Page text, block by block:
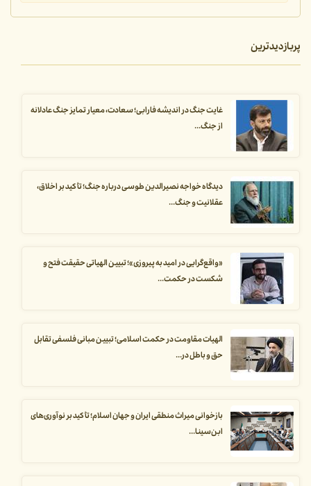
پربازدیدترین
غایت جنگ در اندیشه فارابی؛ سعادت، معیار تمایز جنگ عادلانه
از جنگ...
دیدگاه خواجه نصیرالدین طوسی درباره جنگ؛ تأکید بر اخلاق،
عقلانیت و جنگ...
«واقع‌گرایی در امید به پیروزی»؛ تبیین الهیاتی حقیقت فتح و
شکست در حکمت...
الهیات مقاومت در حکمت اسلامی؛ تبیین مبانی فلسفی تقابل
حق و باطل در...
بازخوانی میراث منطقی ایران و جهان اسلام؛ تأکید بر نوآوری‌های
ابن‌سینا...